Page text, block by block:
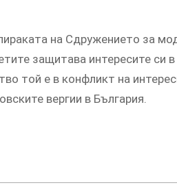
на Сдружението за
защитава интересите си
той е в конфликт на
вергии в България.